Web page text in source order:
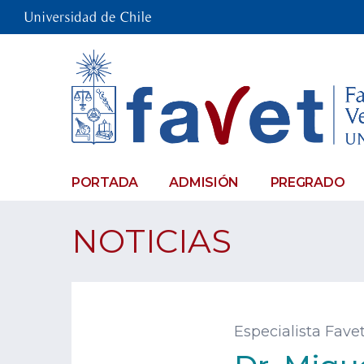
PORTADA ADMISIÓN PREGRADO
NOTICIAS
Especialista